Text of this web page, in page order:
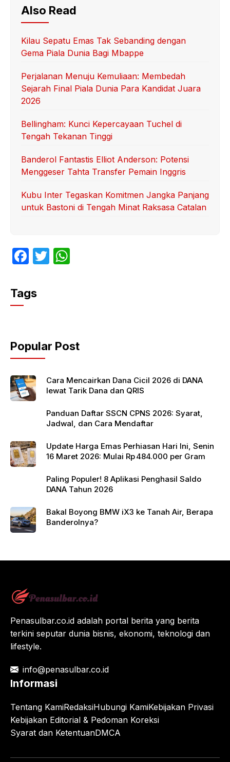
Also Read
Kilau Sepatu Emas Tak Sebanding dengan
Gema Piala Dunia Bagi Mbappe
Perjalanan Menuju Kemuliaan: Membedah
Sejarah Final Piala Dunia Para Kandidat Juara
2026
Bellingham: Kunci Kepercayaan Tuchel di
Tengah Tekanan Tinggi
Banderol Fantastis Elliot Anderson: Potensi
Menggeser Tahta Transfer Pemain Inggris
Kubu Inter Tegaskan Komitmen Jangka Panjang
untuk Bastoni di Tengah Minat Raksasa Catalan
F
c
e
o
o
k
T
p
p
Tags
Popular Post
Cara Mencairkan Dana Cicil 2026 di DANA
lewat Tarik Dana dan QRIS
Panduan Daftar SSCN CPNS 2026: Syarat,
Jadwal, dan Cara Mendaftar
Update Harga Emas Perhiasan Hari Ini, Senin
16 Maret 2026: Mulai Rp 484.000 per Gram
Paling Populer! 8 Aplikasi Penghasil Saldo
DANA Tahun 2026
Bakal Boyong BMW iX3 ke Tanah Air, Berapa
Banderolnya?
Penasulbar.co.id adalah portal berita yang berita
terkini seputar dunia bisnis, ekonomi, teknologi dan
lifestyle.
info@penasulbar.co.id
Informasi
Tentang KamiRedaksiHubungi KamiKebijakan Privasi
Kebijakan Editorial & Pedoman Koreksi
Syarat dan KetentuanDMCA